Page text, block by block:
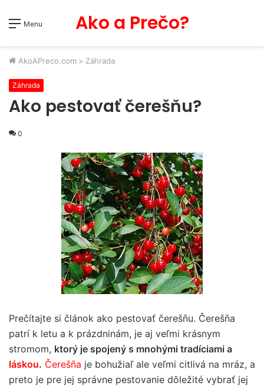
Menu Ako a Prečo?
AkoAPreco.com > Záhrada
Záhrada
Ako pestovať čerešňu?
0
Prečítajte si článok ako pestovať čerešňu. Čerešňa
patrí k letu a k prázdninám, je aj veľmi krásnym
stromom, ktorý je spojený s mnohými tradíciami a
láskou. Čerešňa je bohužiaľ ale veľmi citlivá na mráz, a
preto je pre jej správne pestovanie dôležité vybrať jej